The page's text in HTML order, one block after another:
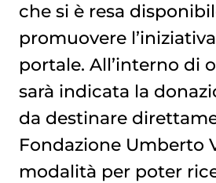
che si è resa
promuovere
portale. All’interno di
sarà indicata la
da destinare
Fondazione Umberto
modalità per poter